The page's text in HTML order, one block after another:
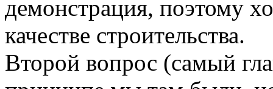
демонстрация, поэтому
качестве строительства.
Второй вопрос (самый